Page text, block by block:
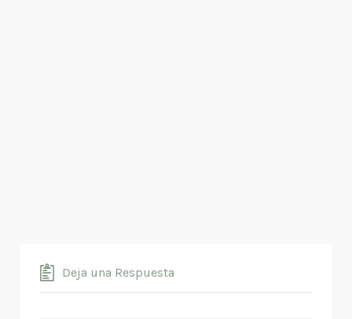
Deja una Respuesta